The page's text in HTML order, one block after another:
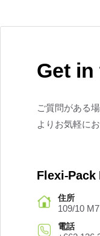
Get
ご質問がある
よりお気軽に
Flexi-Pack
住所
109/10
電話